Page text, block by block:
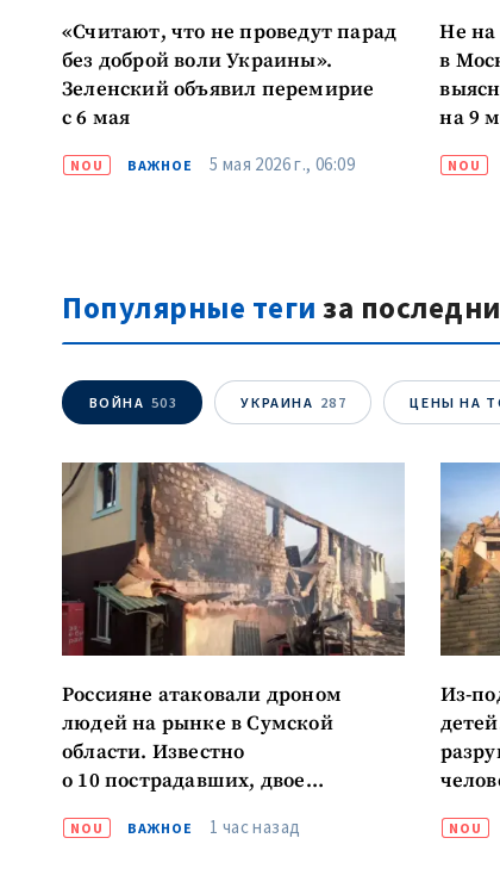
«Считают, что не проведут парад
без доброй воли Украины».
Зеленский объявил перемирие
с 6 мая
NOU ВАЖНОЕ 5 мая 2026 г., 06:09
Не на
в
на 9
NOU
Популярные теги за
ВОЙНА 503 УКРАИНА 287 ЦЕНЫ НА
Россияне атаковали дроном
людей на рынке в Сумской
области. Известно
о 10 пострадавших, двое
NOU ВАЖНОЕ 1 час назад
Из-
NOU
МОЯ НОВОСТЬ